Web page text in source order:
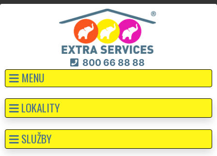
800 66 88 88
MENU
LOKALITY
SLUŽBY